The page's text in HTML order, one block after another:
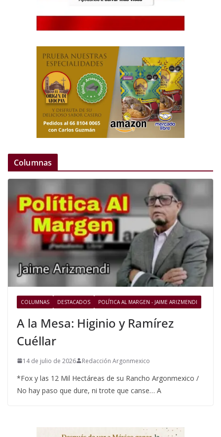
Columnas
COLUMNAS DESTACADOS POLÍTICA AL MARGEN - JAIME ARIZMENDI
A la Mesa: Higinio y Ramírez
Cuéllar
14 de julio de 2026 Redacción Argonmexico
*Fox y las 12 Mil Hectáreas de su Rancho Argonmexico /
No hay paso que dure, ni trote que canse… A